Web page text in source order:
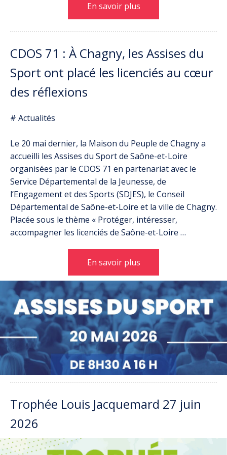
En savoir plus
CDOS 71 : À Chagny, les Assises du
Sport ont placé les licenciés au cœur
des réflexions
# Actualités
Le 20 mai dernier, la Maison du Peuple de Chagny a
accueilli les Assises du Sport de Saône-et-Loire
organisées par le CDOS 71 en partenariat avec le
Service Départemental de la Jeunesse, de
l’Engagement et des Sports (SDJES), le Conseil
Départemental de Saône-et-Loire et la ville de Chagny.
Placée sous le thème « Protéger, intéresser,
accompagner les licenciés de Saône-et-Loire …
En savoir plus
Trophée Louis Jacquemard 27 juin
2026